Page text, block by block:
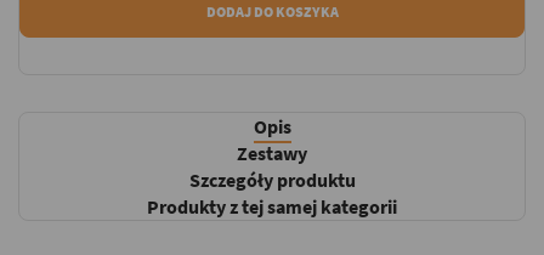
DODAJ DO KOSZYKA
Opis
Zestawy
Szczegóły produktu
Produkty z tej samej kategorii